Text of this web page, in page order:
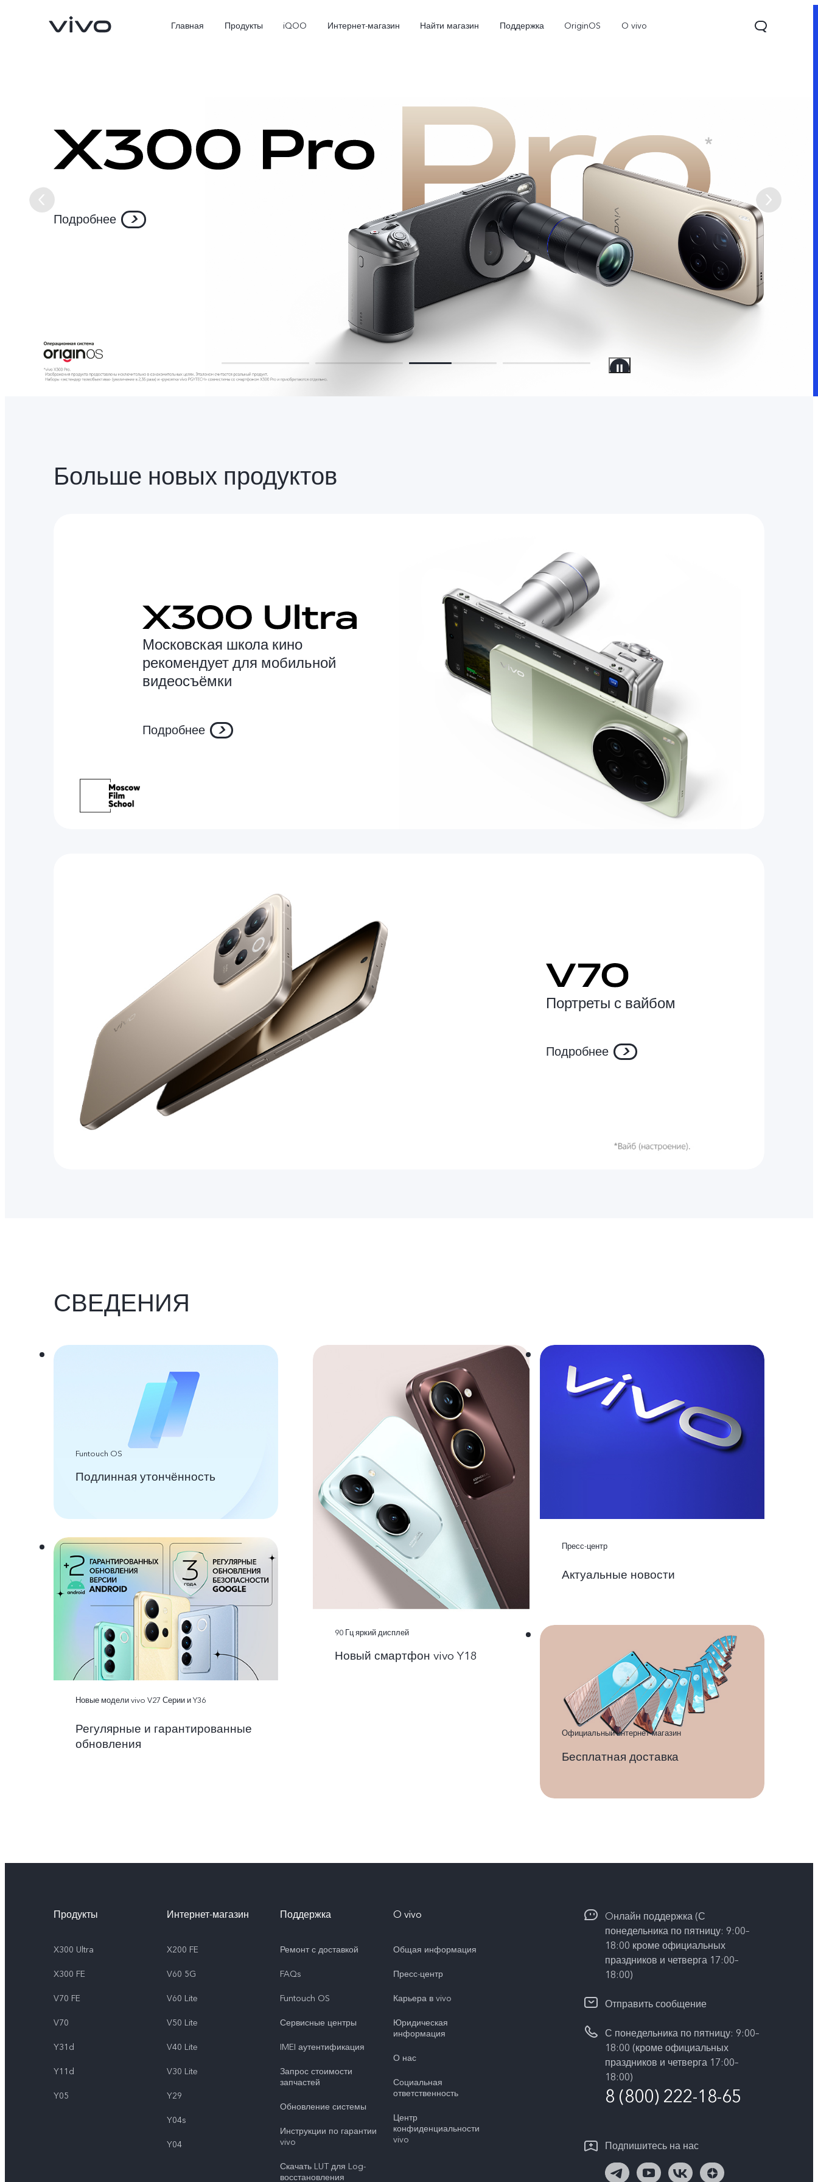
Главная Продукты iQOO Интернет-магазин Найти магазин Поддержка OriginOS O vivo
X300 FE Новинка
Подробнее
Больше новых продуктов
Московская школа кино
рекомендует для мобильной
видеосъёмки
Подробнее
Портреты с вайбом
Подробнее
СВЕДЕНИЯ
Funtouch OS
Подлинная утончённость
90 Гц яркий дисплей
Новый смартфон vivo Y18
Пресс-центр
Актуальные новости
Новые модели vivo V27 Серии и Y36
Регулярные и гарантированные
обновления
Официальный интернет-магазин
Бесплатная доставка
Продукты
X300 Ultra
X300 FE
V70 FE
V70
Y31d
Y11d
Y05
Интернет-магазин
X200 FE
V60 5G
V60 Lite
V50 Lite
V40 Lite
V30 Lite
Y29
Y04s
Y04
Поддержка
Ремонт с доставкой
FAQs
Funtouch OS
Сервисные центры
IMEI аутентификация
Запрос стоимости
запчастей
Обновление системы
Инструкции по гарантии
vivo
Скачать LUT для Log-
восстановления
O vivo
Общая информация
Пресс-центр
Карьера в vivo
Юридическая
информация
О нас
Социальная
ответственность
Центр
конфиденциальности
vivo
Oнлайн поддержка (С
понедельника по пятницу: 9:00–
18:00 кроме официальных
праздников и четверга 17:00–
18:00)
Отправить сообщение
С понедельника по пятницу: 9:00–
18:00 (кроме официальных
праздников и четверга 17:00–
18:00)
8 (800) 222-18-65
Подпишитесь на нас